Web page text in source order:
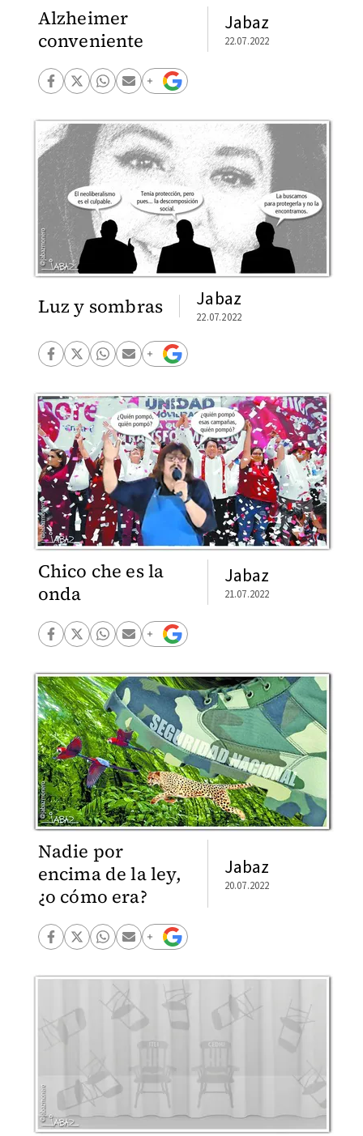
Alzheimer
conveniente
Jabaz
22.07.2022
Luz y sombras Jabaz
22.07.2022
Chico che es la
onda
Jabaz
21.07.2022
Nadie por
encima de la ley,
¿o cómo era?
Jabaz
20.07.2022